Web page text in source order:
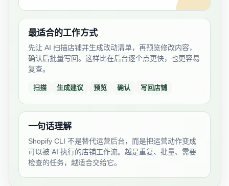
最适合的工作方式
先让 AI 扫描店铺并生成改动清单，再预览修改内容，
确认后批量写回。这样比在后台逐个点更快，也更容易
复查。
扫描 生成建议 预览 确认 写回店铺
一句话理解
Shopify CLI 不是替代运营后台，而是把运营动作变成
可以被 AI 执行的店铺工作流。越是重复、批量、需要
检查的任务，越适合交给它。